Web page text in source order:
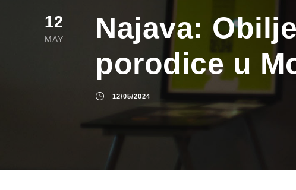
12
MAY
Najava:
porodice u
12/05/2024